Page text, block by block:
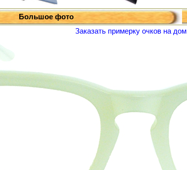
Большое фото
Заказать примерку очков на дом